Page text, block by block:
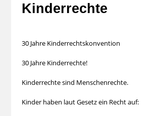
Kinderrechte
30 Jahre Kinderrechtskonvention
30 Jahre Kinderrechte!
Kinderrechte sind Menschenrechte.
Kinder haben laut Gesetz ein Recht auf: